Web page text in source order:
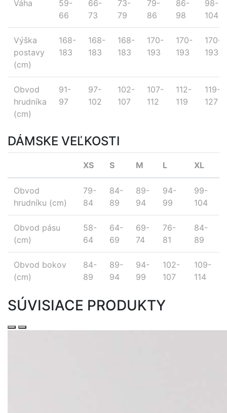
Váha
59-
66
66-
73
73-
79
79-
86
86-
98
98-
104
Výška
postavy
(cm)
168-
183
168-
183
168-
183
170-
193
170-
193
170-
193
Obvod
hrudníka
(cm)
91-
97
97-
102
102-
107
107-
112
112-
119
119-
127
DÁMSKE VEĽKOSTI
XS S M L XL
Obvod
hrudníku (cm)
79-
84
84-
89
89-
94
94-
99
99-
104
Obvod pásu
(cm)
58-
64
64-
69
69-
74
76-
81
84-
89
Obvod bokov
(cm)
84-
89
89-
94
94-
99
102-
107
109-
114
SÚVISIACE PRODUKTY